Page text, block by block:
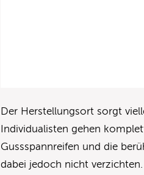
Der Herstellungsort sorgt
Individualisten gehen
Gussspannreifen und die
dabei jedoch nicht